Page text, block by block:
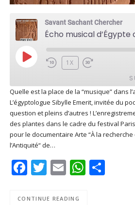
Savant Sachant Chercher
PLAY
EPISODE
1X
Apple Podcasts
Google Play
Podcast Addict RSS
RSS FEED
SHARE
LINK
EMBED
Quelle est la place de la “musique” dans
L’égyptologue Sibylle Emerit, invitée du
question et pleins d’autres !
des plantes dans le cadre du festival
pour le documentaire Arte “À la
l’Antiquité“ de…
Facebook
Twitter
Email
CONTINUE READING